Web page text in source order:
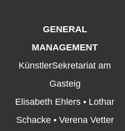
GENERAL
MANAGEMENT
KünstlerSekretariat am
Gasteig
Elisabeth Ehlers • Lothar
Schacke • Verena Vetter